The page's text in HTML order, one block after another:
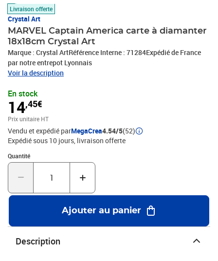
Livraison offerte
Crystal Art
MARVEL Captain America carte à diamanter
18x18cm Crystal Art
Marque : Crystal ArtRéférence Interne : 71284Expédié de France
par notre entrepot Lyonnais
Voir la description
En stock
14,45€
Prix unitaire HT
Vendu et expédié parMegaCrea4.54/5(52)
Expédié sous 10 jours livraison offerte
Quantité
Quantité : 1
Ajouter au panier
Description